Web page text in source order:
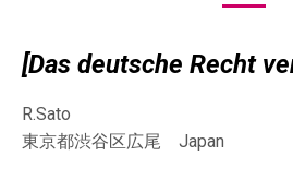
[Das deutsche Recht
R.Sato
東京都渋谷区広尾 Japan